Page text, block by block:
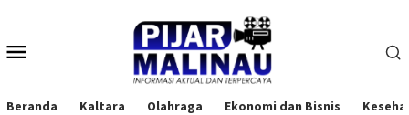
konten
Beranda Kaltara Olahraga Ekonomi dan Bisnis